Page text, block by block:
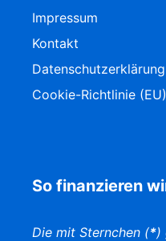
Impressum
Kontakt
Datenschutzerklärung
Cookie-Richtlinie (EU)
So finanzieren
Die mit Sternchen (*)